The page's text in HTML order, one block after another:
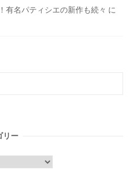
有名パティシエの新作も続々 に
リー